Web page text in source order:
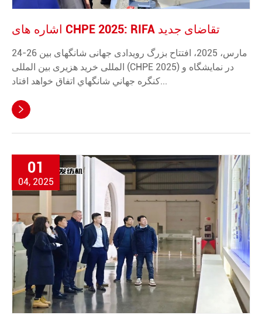
اشاره های CHPE 2025: RIFA تقاضای جدید
24-26 مارس، 2025، افتتاح بزرگ رویدادی جهانی شانگهای بین
المللی خرید هزیری بین المللی (CHPE 2025) در نمايشگاه و
کنگره جهاني شانگهاي اتفاق خواهد افتاد...

01
04, 2025